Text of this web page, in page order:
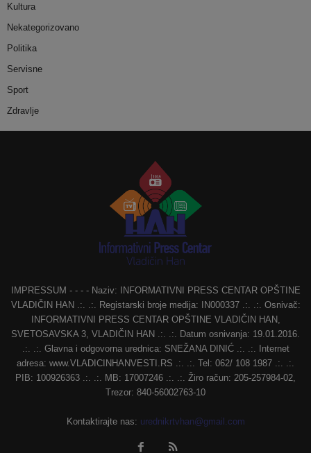
Kultura
Nekategorizovano
Politika
Servisne
Sport
Zdravlje
IMPRESSUM - - - - Naziv: INFORMATIVNI PRESS CENTAR OPŠTINE
VLADIČIN HAN .:. .:. Registarski broje medija: IN000337 .:. .:. Osnivač:
INFORMATIVNI PRESS CENTAR OPŠTINE VLADIČIN HAN,
SVETOSAVSKA 3, VLADIČIN HAN .:. .:. Datum osnivanja: 19.01.2016.
.:. .:. Glavna i odgovorna urednica: SNEŽANA DINIĆ .:. .:. Internet
adresa: www.VLADICINHANVESTI.RS .:. .:. Tel: 062/ 108 1987 .:. .:.
PIB: 100926363 .:. .:. MB: 17007246 .:. .:. Žiro račun: 205-257984-02,
Trezor: 840-56002763-10
Kontaktirajte nas: urednikrtvhan@gmail.com